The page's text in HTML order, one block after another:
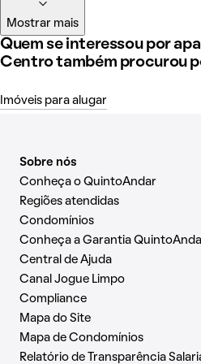
Mostrar mais
Quem se interessou por
Centro também procurou
Imóveis para alugar
Sobre nós
Conheça o QuintoAndar
Regiões atendidas
Condomínios
Conheça a Garantia
Central de Ajuda
Canal Jogue Limpo
Compliance
Mapa do Site
Mapa de Condomínios
Relatório de Transparência